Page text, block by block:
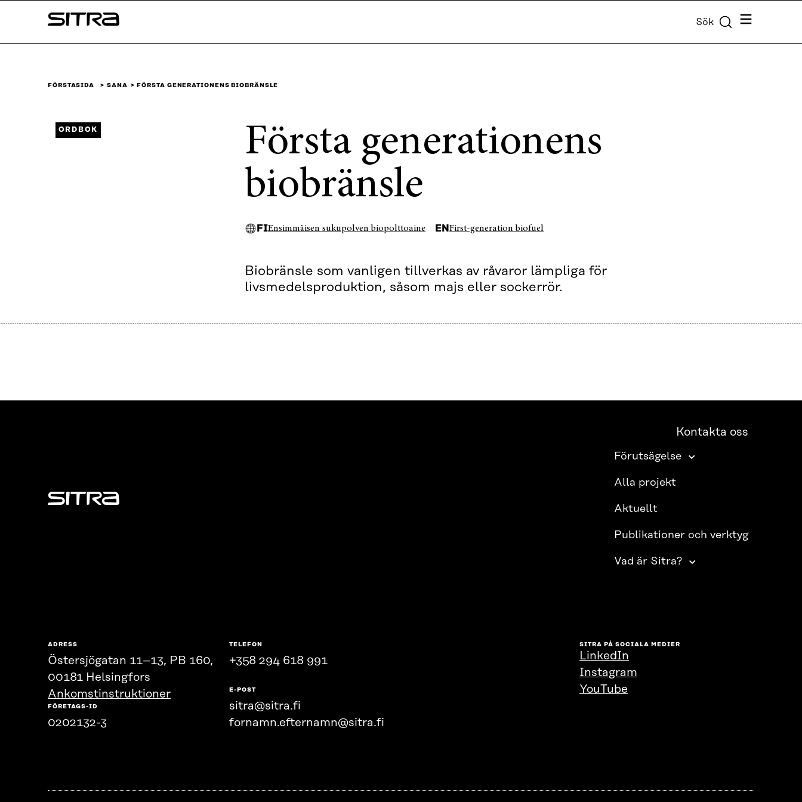
↓
Sitra Sök Meny
FÖRSTASIDA SANA FÖRSTA GENERATIONENS BIOBRÄNSLE
Första generationens
biobränsle
FIEnsimmäisen sukupolven biopolttoaine EN First-generation biofuel
Biobränsle som vanligen tillverkas av råvaror lämpliga för
livsmedelsproduktion, såsom majs eller sockerrör.
ORDBOK
Sitra
Kontakta oss
Förutsägelse
Alla projekt
Aktuellt
Publikationer och verktyg
Vad är Sitra?
ADRESS
Östersjögatan 11–13, PB 160,
00181 Helsingfors
Ankomstinstruktioner
FÖRETAGS-ID
0202132-3
TELEFON
+358 294 618 991
E-POST
sitra@sitra.fi
fornamn.efternamn@sitra.fi
SITRA PÅ SOCIALA MEDIER
LinkedIn
Instagram
YouTube